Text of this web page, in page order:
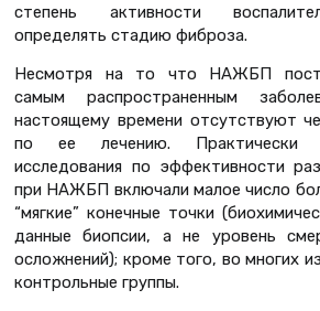
степень активности
определять стадию фиброза.
Несмотря на то что НАЖБП
самым распространенным
настоящему времени отсутствуют
по ее лечению. Практически
исследования по эффективности
при НАЖБП включали малое число
“мягкие” конечные точки
данные биопсии, а не уровень
осложнений); кроме того, во многих
контрольные группы.